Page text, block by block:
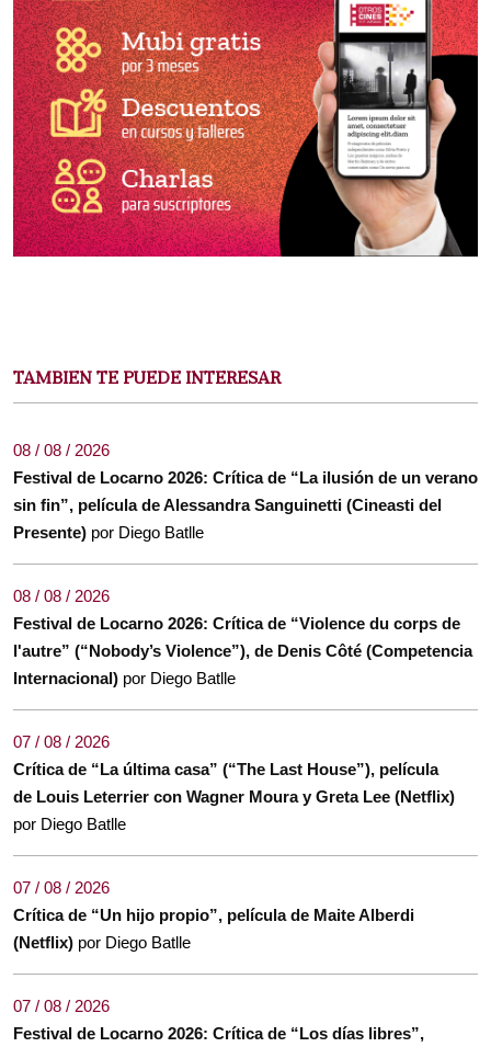
TAMBIEN TE PUEDE INTERESAR
08 / 08 / 2026
Festival de Locarno 2026: Crítica de “La ilusión de un verano
sin fin”, película de Alessandra Sanguinetti (Cineasti del
Presente) por Diego Batlle
08 / 08 / 2026
Festival de Locarno 2026: Crítica de “Violence du corps de
l'autre” (“Nobody’s Violence”), de Denis Côté (Competencia
Internacional) por Diego Batlle
07 / 08 / 2026
Crítica de “La última casa” (“The Last House”), película
de Louis Leterrier con Wagner Moura y Greta Lee (Netflix)
por Diego Batlle
07 / 08 / 2026
Crítica de “Un hijo propio”, película de Maite Alberdi
(Netflix) por Diego Batlle
07 / 08 / 2026
Festival de Locarno 2026: Crítica de “Los días libres”,